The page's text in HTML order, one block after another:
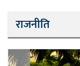
राजनीति